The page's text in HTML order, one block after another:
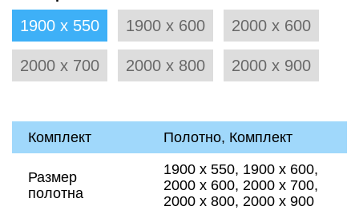
1900 х 550 1900 х 600 2000 х 600
2000 х 700 2000 х 800 2000 х 900
Комплект Полотно, Комплект
Размер
полотна
1900 х 550, 1900 х 600,
2000 х 600, 2000 х 700,
2000 х 800, 2000 х 900